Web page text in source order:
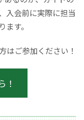
入会前に実際に担当
す。
はご参加ください！
！